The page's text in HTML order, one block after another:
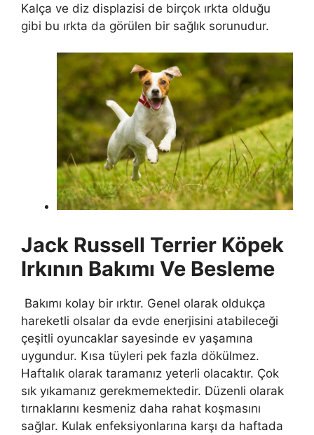
Kalça ve diz displazisi de birçok ırkta olduğu
gibi bu ırkta da görülen bir sağlık sorunudur.
Jack Russell Terrier Köpek
Irkının Bakımı Ve Besleme
Bakımı kolay bir ırktır. Genel olarak oldukça
hareketli olsalar da evde enerjisini atabileceği
çeşitli oyuncaklar sayesinde ev yaşamına
uygundur. Kısa tüyleri pek fazla dökülmez.
Haftalık olarak taramanız yeterli olacaktır. Çok
sık yıkamanız gerekmemektedir. Düzenli olarak
tırnaklarını kesmeniz daha rahat koşmasını
sağlar. Kulak enfeksiyonlarına karşı da haftada